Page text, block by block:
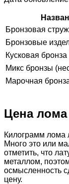
Бронзовая
Бронзовые
Кусковая
Микс бронзы
Марочная
Цена
Килограмм лома
Много это или
отметить, что
металлом,
осмысленность
цену.